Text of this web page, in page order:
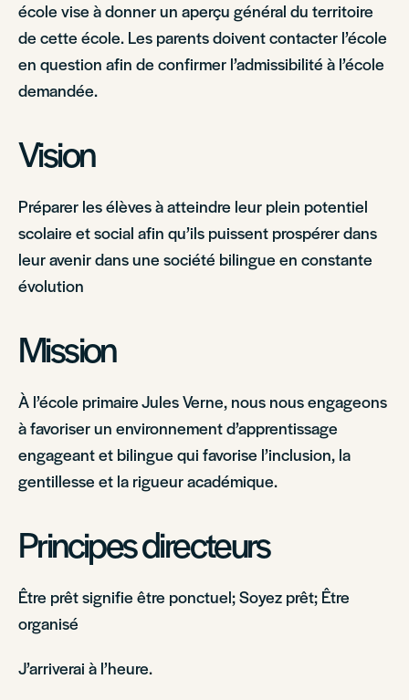
école vise à donner un aperçu général du territoire
de cette école. Les parents doivent contacter l’école
en question afin de confirmer l’admissibilité à l’école
demandée.
Vision
Préparer les élèves à atteindre leur plein potentiel
scolaire et social afin qu’ils puissent prospérer dans
leur avenir dans une société bilingue en constante
évolution
Mission
À l’école primaire Jules Verne, nous nous engageons
à favoriser un environnement d’apprentissage
engageant et bilingue qui favorise l’inclusion, la
gentillesse et la rigueur académique.
Principes directeurs
Être prêt signifie être ponctuel; Soyez prêt; Être
organisé
J’arriverai à l’heure.